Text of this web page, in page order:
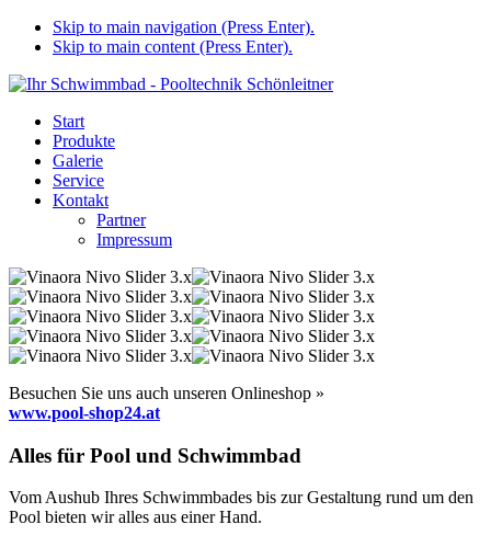
Skip to main navigation (Press Enter).
Skip to main content (Press Enter).
Start
Produkte
Galerie
Service
Kontakt
Partner
Impressum
Besuchen Sie uns auch unseren Onlineshop »
www.pool-shop24.at
Alles für Pool und Schwimmbad
Vom Aushub Ihres Schwimmbades bis zur Gestaltung rund um den
Pool bieten wir alles aus einer Hand.